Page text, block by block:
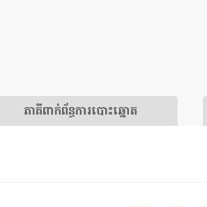
​ភាគីពាក់ព័ន្ធ​​ការ​បោះឆ្នោត